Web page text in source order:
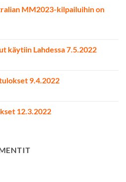
MM2023-kilpailuihin on
käytiin Lahdessa 7.5.2022
9.4.2022
12.3.2022